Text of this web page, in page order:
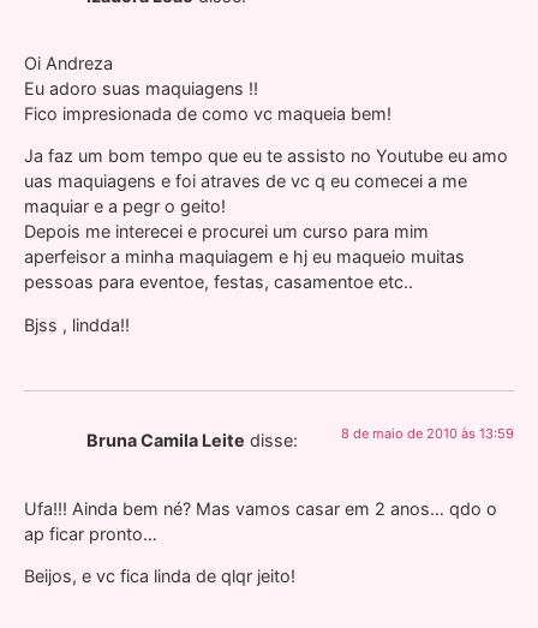
Oi Andreza
Eu adoro suas maquiagens !!
Fico impresionada de como vc maqueia bem!
Ja faz um bom tempo que eu te assisto no Youtube eu amo
uas maquiagens e foi atraves de vc q eu comecei a me
maquiar e a pegr o geito!
Depois me interecei e procurei um curso para mim
aperfeisor a minha maquiagem e hj eu maqueio muitas
pessoas para eventoe, festas, casamentoe etc..
Bjss , lindda!!
Bruna Camila Leite disse: 8 de maio de 2010 às 13:59
Ufa!!! Ainda bem né? Mas vamos casar em 2 anos… qdo o
ap ficar pronto…
Beijos, e vc fica linda de qlqr jeito!